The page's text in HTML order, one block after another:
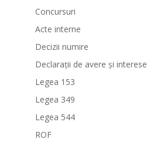
Concursuri
Acte interne
Decizii numire
Declarații de avere și interese
Legea 153
Legea 349
Legea 544
ROF